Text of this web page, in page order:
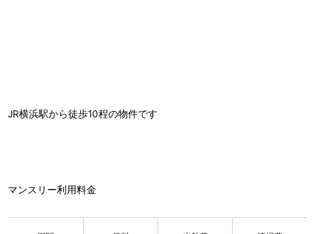
JR横浜駅から徒歩10程の物件です
マンスリー利用料金